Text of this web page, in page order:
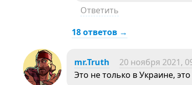
Ответить
18 ответов →
mr.Truth 20 ноября 2021,
Это не только в Украине,